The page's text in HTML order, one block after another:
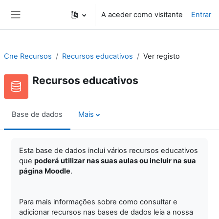
A aceder como visitante Entrar
Cne Recursos Recursos educativos Ver registo
Recursos educativos
Base de dados Mais
Esta base de dados inclui vários recursos educativos
que poderá utilizar nas suas aulas ou incluir na sua
página Moodle.
Para mais informações sobre como consultar e
adicionar recursos nas bases de dados leia a nossa